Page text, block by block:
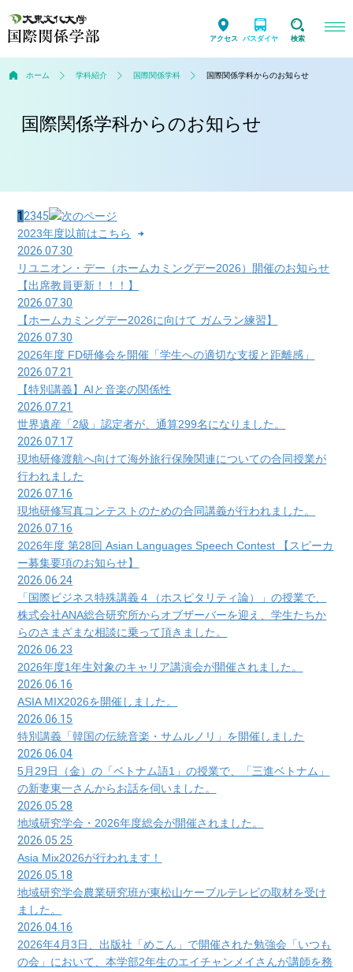
アクセス バスダイヤ 検索
ホーム 学科紹介 国際関係学科 国際関係学科からのお知らせ
国際関係学科からのお知らせ
1 2345
2023年度以前はこちら
2026.07.30
リユニオン・デー（ホームカミングデー2026）開催のお知らせ
【出席教員更新！！！】
2026.07.30
【ホームカミングデー2026に向けて ガムラン練習】
2026.07.30
2026年度 FD研修会を開催「学生への適切な支援と距離感」
2026.07.21
【特別講義】AIと音楽の関係性
2026.07.21
世界遺産「2級」認定者が、通算299名になりました。
2026.07.17
現地研修渡航へ向けて海外旅行保険関連についての合同授業が
行われました
2026.07.16
現地研修写真コンテストのための合同講義が行われました。
2026.07.16
2026年度 第28回 Asian Languages Speech Contest 【スピーカ
ー募集要項のお知らせ】
2026.06.24
「国際ビジネス特殊講義４（ホスピタリティ論）」の授業で、
株式会社ANA総合研究所からオブザーバーを迎え、学生たちか
らのさまざまな相談に乗って頂きました。
2026.06.23
2026年度1年生対象のキャリア講演会が開催されました。
2026.06.16
ASIA MIX2026を開催しました。
2026.06.15
特別講義「韓国の伝統音楽・サムルノリ」を開催しました
2026.06.04
5月29日（金）の「ベトナム語1」の授業で、「三進ベトナム」
の新妻東一さんからお話を伺いました。
2026.05.28
地域研究学会・2026年度総会が開催されました。
2026.05.25
Asia Mix2026が行われます！
2026.05.18
地域研究学会農業研究班が東松山ケーブルテレビの取材を受け
ました。
2026.04.16
2026年4月3日、出版社「めこん」で開催された勉強会「いつも
の会」において、本学部2年生のエイチャンメイさんが講師を務